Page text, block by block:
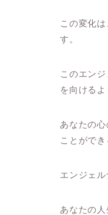
この変化
す。
このエン
を向けるよ
あなたの
ことができ
エンジェ
あなたの